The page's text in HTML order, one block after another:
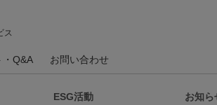
ス
・Q&A お問い合わせ
ESG活動 お知ら